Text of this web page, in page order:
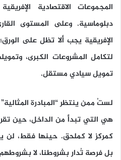
المجموعات الاقتصادية
دبلوماسية. وعلى المستوى
الإفريقية يجب ألا تظل على
لتكامل المشروعات الكبرى،
تمويل سيادي مستقل.
لستُ ممن ينتظر “المبادرة المثالية
هي التي تبدأ من الداخل، حين
كمركز لا كملحق. حينها فقط، لن
بل فرصة تُدار بشروطنا، لا